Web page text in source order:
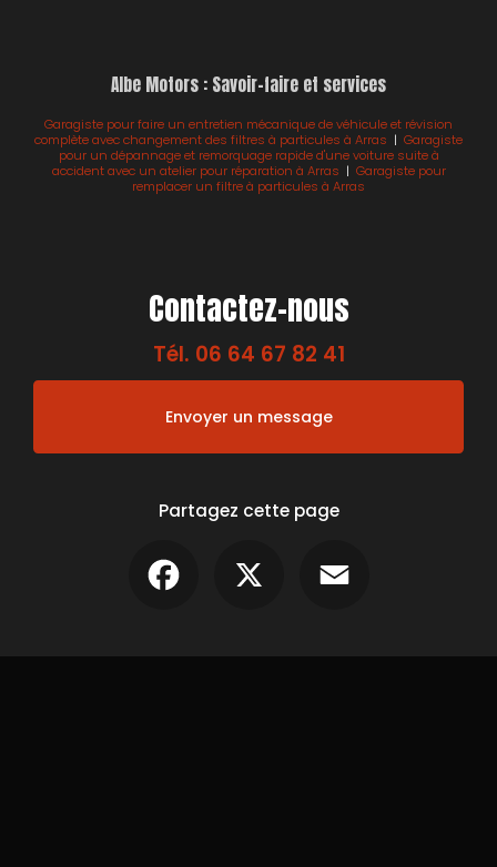
Albe Motors : Savoir-faire et services
Garagiste pour faire un entretien mécanique de véhicule et révision
complète avec changement des filtres à particules à Arras | Garagiste
pour un dépannage et remorquage rapide d'une voiture suite à
accident avec un atelier pour réparation à Arras | Garagiste pour
remplacer un filtre à particules à Arras
Contactez-nous
Tél. 06 64 67 82 41
Envoyer un message
Partagez cette page